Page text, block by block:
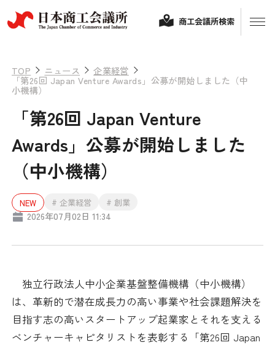
経営相談
融資制度・補助金
検定試験
ビジネス交流
調査・研究
日本商工会議所とは
組織概要
商工会議所検索
TOP ニュース 企業経営
「第26回 Japan Venture Awards」公募が開始しました（中
小機構）
「第26回 Japan Venture
Awards」公募が開始しました
（中小機構）
NEW # 企業経営 # 創業
2026年07月02日 11:34
独立行政法人中小企業基盤整備機構（中小機構）
は、革新的で潜在成長力の高い事業や社会課題解決を
目指す志の高いスタートアップ起業家とそれを支える
ベンチャーキャピタリストを表彰する「第26回 Japan